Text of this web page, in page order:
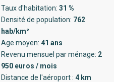
Taux d'habitation: 31 %
Densité de population: 762
hab/km²
Age moyen: 41 ans
Revenu mensuel par ménage: 2
950 euros / mois
Distance de l'aéroport : 4 km